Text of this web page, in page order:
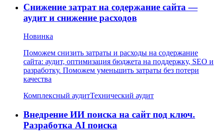
Снижение затрат на содержание сайта —
аудит и снижение расходов
Новинка
Поможем снизить затраты и расходы на содержание
сайта: аудит, оптимизация бюджета на поддержку, SEO и
разработку. Поможем уменьшить затраты без потери
качества
Комплексный аудитТехнический аудит
Внедрение ИИ поиска на сайт под ключ.
Разработка AI поиска